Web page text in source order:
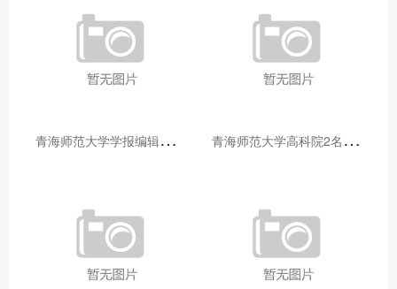
青
海师范大学学报编辑部赴大通县城关镇上毛佰胜村开展帮扶慰问活动 青
海师范大学高科院2名专家当选中国科学院院士